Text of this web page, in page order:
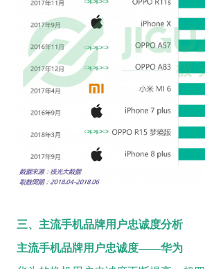
三、主流手机品牌用户忠诚度分析
主流手机品牌用户忠诚度——华为